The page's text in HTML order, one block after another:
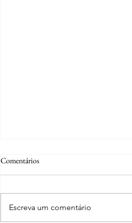
Comentários
Escreva um comentário